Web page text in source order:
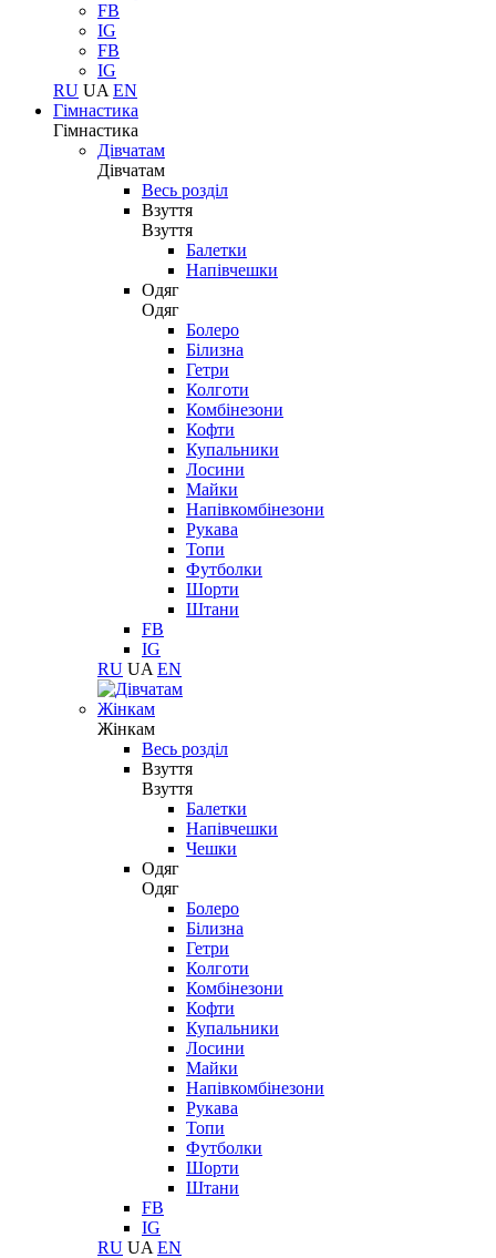
FB
IG
FB
IG
RU UA EN
Гімнастика
Гімнастика
Дівчатам
Дівчатам
Весь розділ
Взуття
Взуття
Балетки
Напівчешки
Одяг
Одяг
Болеро
Білизна
Гетри
Колготи
Комбінезони
Кофти
Купальники
Лосини
Майки
Напівкомбінезони
Рукава
Топи
Футболки
Шорти
Штани
FB
IG
RU UA EN
Жінкам
Жінкам
Весь розділ
Взуття
Взуття
Балетки
Напівчешки
Чешки
Одяг
Одяг
Болеро
Білизна
Гетри
Колготи
Комбінезони
Кофти
Купальники
Лосини
Майки
Напівкомбінезони
Рукава
Топи
Футболки
Шорти
Штани
FB
IG
RU UA EN